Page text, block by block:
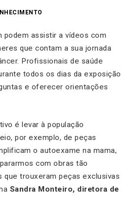
podem assistir a vídeos com
que contam a sua jornada
Profissionais de saúde
todos os dias da exposição
e oferecer orientações
é levar à população
por exemplo, de peças
o autoexame na mama,
com obras tão
que trouxeram peças exclusivas
Sandra Monteiro, diretora de